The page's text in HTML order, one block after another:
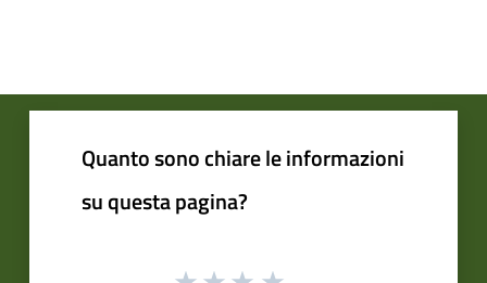
Quanto sono chiare le informazioni
su questa pagina?